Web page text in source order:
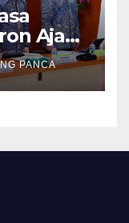
Ajak
di NTT
PANCA